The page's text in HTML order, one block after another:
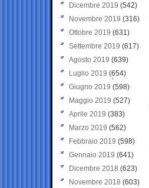
Dicembre 2019 (542)
Novembre 2019 (316)
Ottobre 2019 (631)
Settembre 2019 (617)
Agosto 2019 (639)
Luglio 2019 (654)
Giugno 2019 (598)
Maggio 2019 (527)
Aprile 2019 (383)
Marzo 2019 (562)
Febbraio 2019 (598)
Gennaio 2019 (641)
Dicembre 2018 (623)
Novembre 2018 (603)